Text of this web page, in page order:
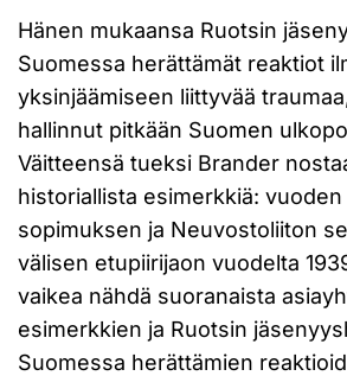
Hänen mukaansa Ruotsin
Suomessa herättämät reaktiot
yksinjäämiseen liittyvää
hallinnut pitkään Suomen
Väitteensä tueksi Brander
historiallista esimerkkiä: vuoden
sopimuksen ja Neuvostoliiton
välisen etupiirijaon vuodelta
vaikea nähdä suoranaista
esimerkkien ja Ruotsin
Suomessa herättämien